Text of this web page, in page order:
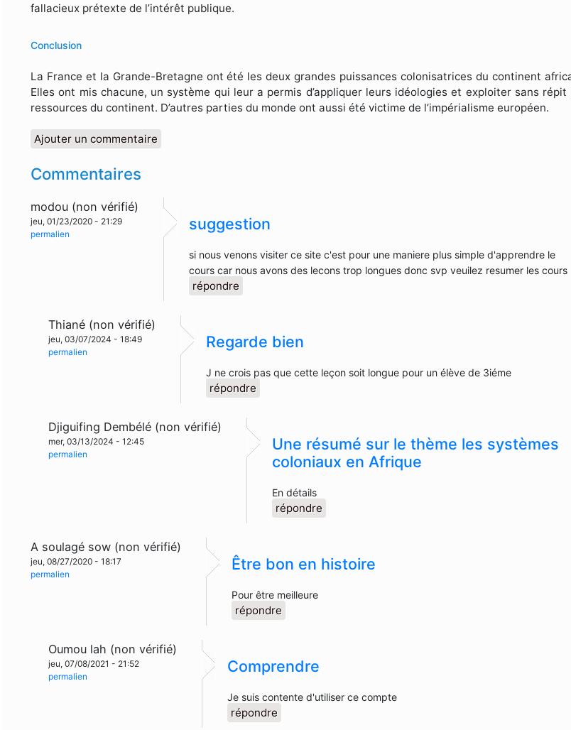
fallacieux prétexte de l’intérêt publique.
Conclusion
La France et la Grande-Bretagne ont été les deux grandes puissances colonisatrices du continent
Elles ont mis chacune, un système qui leur a permis d’appliquer leurs idéologies et exploiter sans répit
ressources du continent. D’autres parties du monde ont aussi été victime de l’impérialisme européen.
Ajouter un commentaire
Commentaires
modou (non vérifié)
jeu, 01/23/2020 - 21:29
permalien
suggestion
si nous venons visiter ce site c'est pour une maniere plus simple d'apprendre le
cours car nous avons des lecons trop longues donc svp veuilez resumer les cours
répondre
Thiané (non vérifié)
jeu, 03/07/2024 - 18:49
permalien
Regarde bien
J ne crois pas que cette leçon soit longue pour un élève de 3iéme
répondre
Djiguifing Dembélé (non vérifié)
mer, 03/13/2024 - 12:45
permalien
Une résumé sur le thème les systèmes
coloniaux en Afrique
En détails
répondre
A soulagé sow (non vérifié)
jeu, 08/27/2020 - 18:17
permalien
Être bon en histoire
Pour être meilleure
répondre
Oumou lah (non vérifié)
jeu, 07/08/2021 - 21:52
permalien
Comprendre
Je suis contente d'utiliser ce compte
répondre